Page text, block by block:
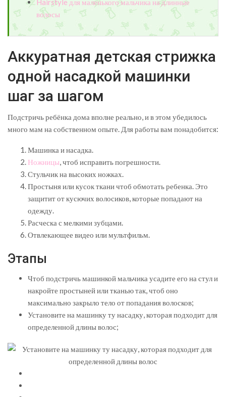
Hairstyle для маленького мальчика на длинные
волосы
Аккуратная детская стрижка
одной насадкой машинки
шаг за шагом
Подстричь ребёнка дома вполне реально, и в этом убедилось
много мам на собственном опыте. Для работы вам понадобится:
Машинка и насадка.
Ножницы, чтоб исправить погрешности.
Стульчик на высоких ножках.
Простыня или кусок ткани чтоб обмотать ребенка. Это
защитит от кусючих волосиков, которые попадают на
одежду.
Расческа с мелкими зубцами.
Отвлекающее видео или мультфильм.
Этапы
Чтоб подстричь машинкой мальчика усадите его на стул и
накройте простыней или тканью так, чтоб оно
максимально закрыло тело от попадания волосков;
Установите на машинку ту насадку, которая подходит для
определенной длины волос;